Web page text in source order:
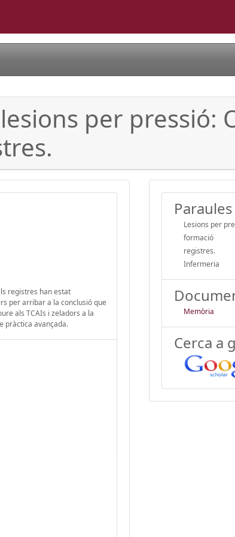
per pressió:
registres han estat
per arribar a la conclusió que
als TCAIs i zeladors a la
pràctica avançada.
Lesions per
formació
registres.
Infermeria
Memòria
Cerca a